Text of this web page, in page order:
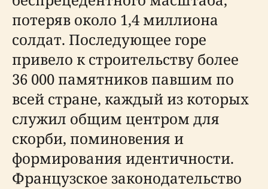
потеряв около 1,4 миллиона
солдат. Последующее горе
привело к строительству более
36 000 памятников павшим по
всей стране, каждый из которых
служил общим центром для
скорби, поминовения и
формирования идентичности.
Французское законодательство